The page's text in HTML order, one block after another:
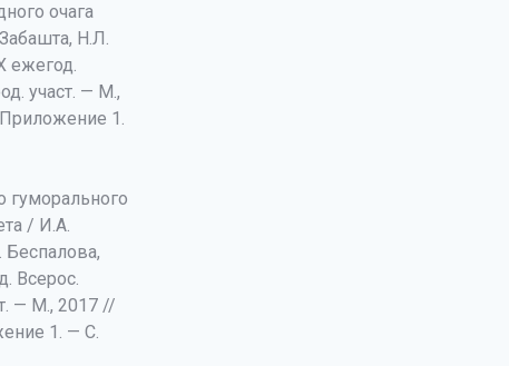
очага
Н.Л.
ежегод.
участ. — М.,
1.
гуморального
/ И.А.
Всерос.
— М., 2017 //
1. — С.